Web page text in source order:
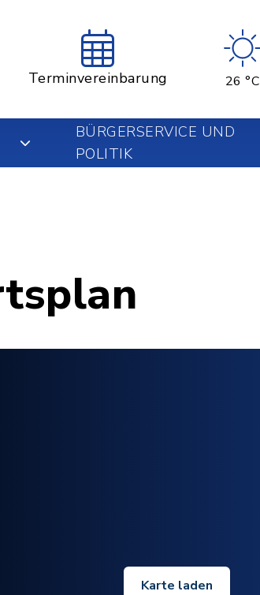
Terminvereinbarung 26 °C
BÜRGERSERVICE UND
POLITIK
Karte laden